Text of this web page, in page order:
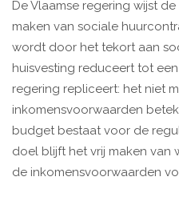
De Vlaamse regering wijst
maken van sociale
wordt door het tekort aan
huisvesting reduceert tot
regering repliceert: het niet
inkomensvoorwaarden
budget bestaat voor de
doel blijft het vrij maken van
de inkomensvoorwaarden